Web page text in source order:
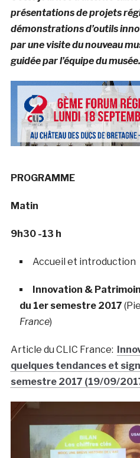
présentations de projets
démonstrations d’outils
par une visite du nouveau
guidée par l’équipe du musée.
PROGRAMME
Matin
9h30 -13 h
Accueil et introduction
Innovation &
du 1er semestre 2017
France)
Article du CLIC France:
quelques tendances et
semestre 2017 (19/09/